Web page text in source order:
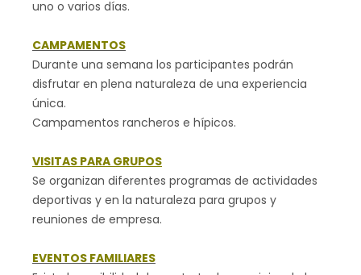
uno o varios días.
CAMPAMENTOS
Durante una semana los participantes podrán
disfrutar en plena naturaleza de una experiencia
única.
Campamentos rancheros e hípicos.
VISITAS PARA GRUPOS
Se organizan diferentes programas de actividades
deportivas y en la naturaleza para grupos y
reuniones de empresa.
EVENTOS FAMILIARES